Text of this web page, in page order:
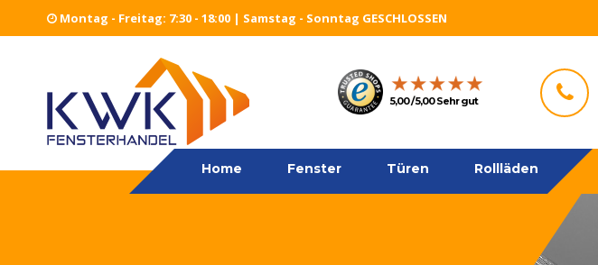
Montag - Freitag: 7:30 - 18:00 | Samstag - Sonntag GESCHLOSSEN
5,00 / 5,00 Sehr gut
Home Fenster Türen Rollläden
Kunststofffenster
mit AluClip